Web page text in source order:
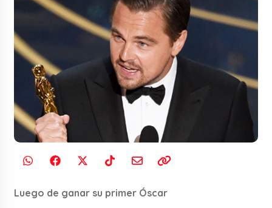
Luego de ganar su primer Óscar